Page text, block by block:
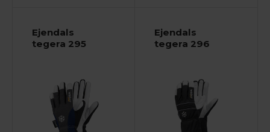
Ejendals
tegera 295
Ejendals
tegera 296